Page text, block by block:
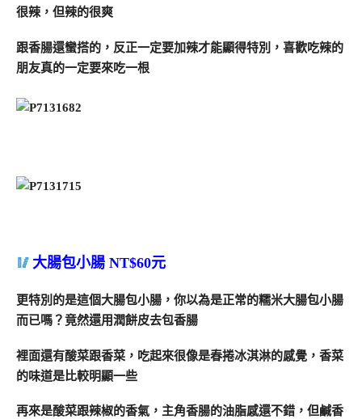
很辣，但辣的很爽
跟香腸還蠻搭的，反正一定要加辣才能顯得特別，喜歡吃辣的
朋友真的一定要來吃一根
大腸包小腸 NT$60元
更特別的是這個大腸包小腸，你以為是正常的糯米大腸包小腸
而已嗎？竟然還用潤餅皮去包香腸
裡面還有酸菜跟香菜，吃起來很像是春捲冰淇淋的感覺，香菜
的味道是比較明顯一些
再來是酸菜跟辣椒的香氣，主角香腸的油脂感還不錯，但鹹香